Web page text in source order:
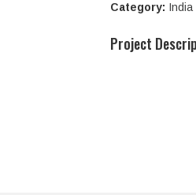
Category: India
Project